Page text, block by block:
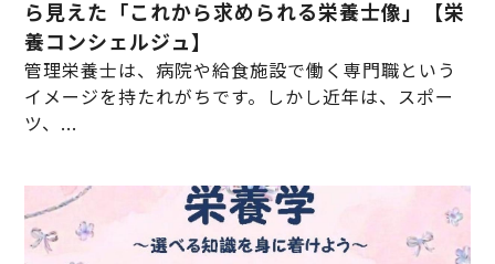
ら見えた「これから求められる栄養士像」【栄
養コンシェルジュ】
管理栄養士は、病院や給食施設で働く専門職という
イメージを持たれがちです。しかし近年は、スポー
ツ、...